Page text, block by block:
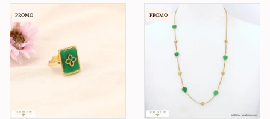
PROMO PROMO